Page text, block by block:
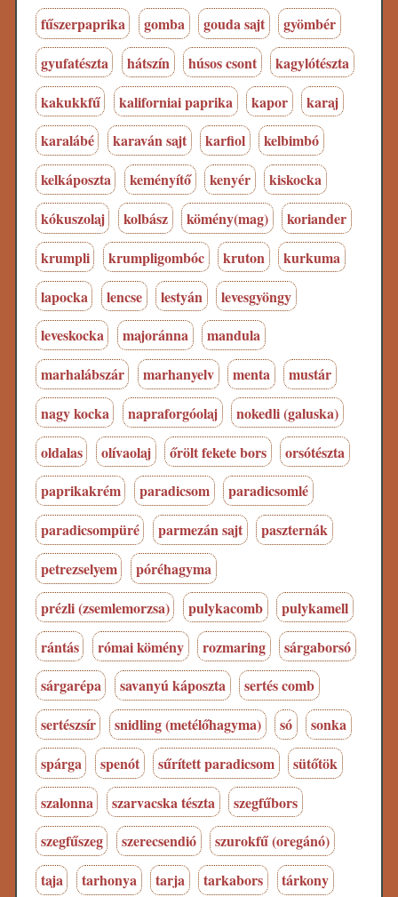
fűszerpaprika
gomba gouda sajt
gyömbér
gyufatészta
hátszín húsos csont
kagylótészta
kakukkfű
kaliforniai paprika kapor
karaj
karalábé
karaván sajt karfiol
kelbimbó
kelkáposzta
keményítő kenyér
kiskocka
kókuszolaj
kolbász kömény(mag)
koriander
krumpli
krumpligombóc kruton
kurkuma
lapocka
lencse lestyán
levesgyöngy
leveskocka
majoránna
mandula
marhalábszár
marhanyelv menta
mustár
nagy kocka
napraforgóolaj
nokedli (galuska)
oldalas
olívaolaj őrölt fekete bors
orsótészta
paprikakrém
paradicsom
paradicsomlé
paradicsompüré
parmezán sajt
paszternák
petrezselyem
póréhagyma
prézli (zsemlemorzsa)
pulykacomb
pulykamell
rántás
római kömény rozmaring
sárgaborsó
sárgarépa
savanyú káposzta
sertés comb
sertészsír
snidling (metélőhagyma) só
sonka
spárga
spenót sűrített paradicsom
sütőtök
szalonna
szarvacska tészta
szegfűbors
szegfűszeg
szerecsendió
szurokfű (oregánó)
taja
tarhonya tarja tarkabors tárkony